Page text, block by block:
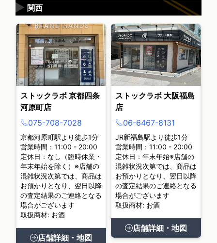
関西
▶
ストックラボ 京都四条
河原町店
075-708-7028
京都河原町駅より徒歩1分
営業時間：11:00 - 20:00
定休日：なし（臨時休業・
年末年始を除く）※店舗の
混雑状況次第では、商品は
お預かりとなり、翌日以降
の査定結果のご連絡となる
場合がございます
取扱商材: お酒
店舗詳細・地図
ストックラボ 大阪福島
店
06-6467-8131
JR新福島駅より徒歩1分
営業時間：11:00 - 20:00
定休日：年末年始※店舗の
混雑状況次第では、商品は
お預かりとなり、翌日以降
の査定結果のご連絡となる
場合がございます
取扱商材: お酒
店舗詳細・地図